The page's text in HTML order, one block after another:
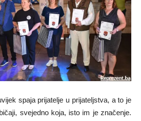
spaja prijatelje u prijateljstva, a to je
svejedno koja, isto im je značenje.